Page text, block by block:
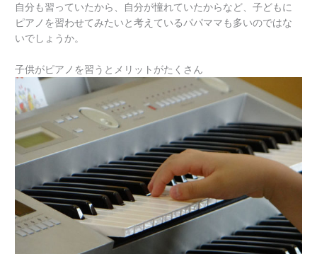
自分も習っていたから、自分が憧れていたからなど、子どもに
ピアノを習わせてみたいと考えているパパママも多いのではな
いでしょうか。
子供がピアノを習うとメリットがたくさん